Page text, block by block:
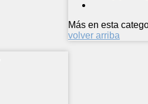
Más en esta
volver arriba